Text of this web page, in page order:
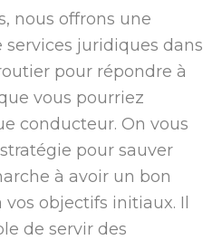
nous offrons une
juridiques dans
pour répondre à
vous pourriez
conducteur. On vous
pour sauver
à avoir un bon
objectifs initiaux. Il
de servir des